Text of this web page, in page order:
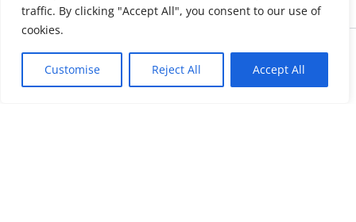
traffic. By clicking "Accept All", you consent to our use of
cookies.
Customise Reject All Accept All
Copyright © 2026 KnowMyGovt. All rights reserved.